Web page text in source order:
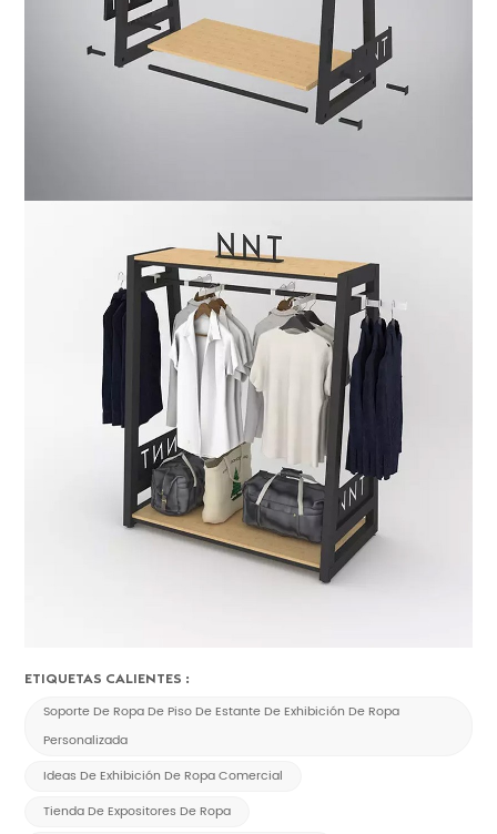
ETIQUETAS CALIENTES :
Soporte De Ropa De Piso De Estante De Exhibición De Ropa
Personalizada
Ideas De Exhibición De Ropa Comercial
Tienda De Expositores De Ropa